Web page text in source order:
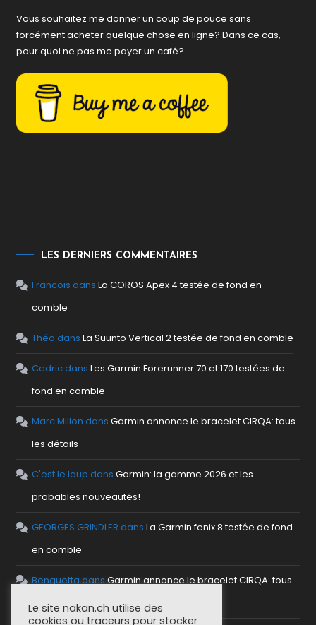
Vous souhaitez me donner un coup de pouce sans
forcément acheter quelque chose en ligne? Dans ce cas,
pour quoi ne pas me payer un café?
LES DERNIERS COMMENTAIRES
Francois dansLa COROS Apex 4 testée de fond en
comble
Théo dansLa Suunto Vertical 2 testée de fond en comble
CedricdansLes Garmin Forerunner 70 et 170 testées de
fond en comble
Marc Millon dansGarmin annonce le bracelet CIRQA: tous
les détails
C'est le loup dansGarmin: la gamme 2026 et les
probables nouveautés!
GEORGES GRINDLER dansLa Garmin fenix 8 testée de fond
en comble
Benguetta dansGarmin annonce le bracelet CIRQA: tous
les détails
Le site nakan.ch utilise des
cookies ou traceurs pour stocker